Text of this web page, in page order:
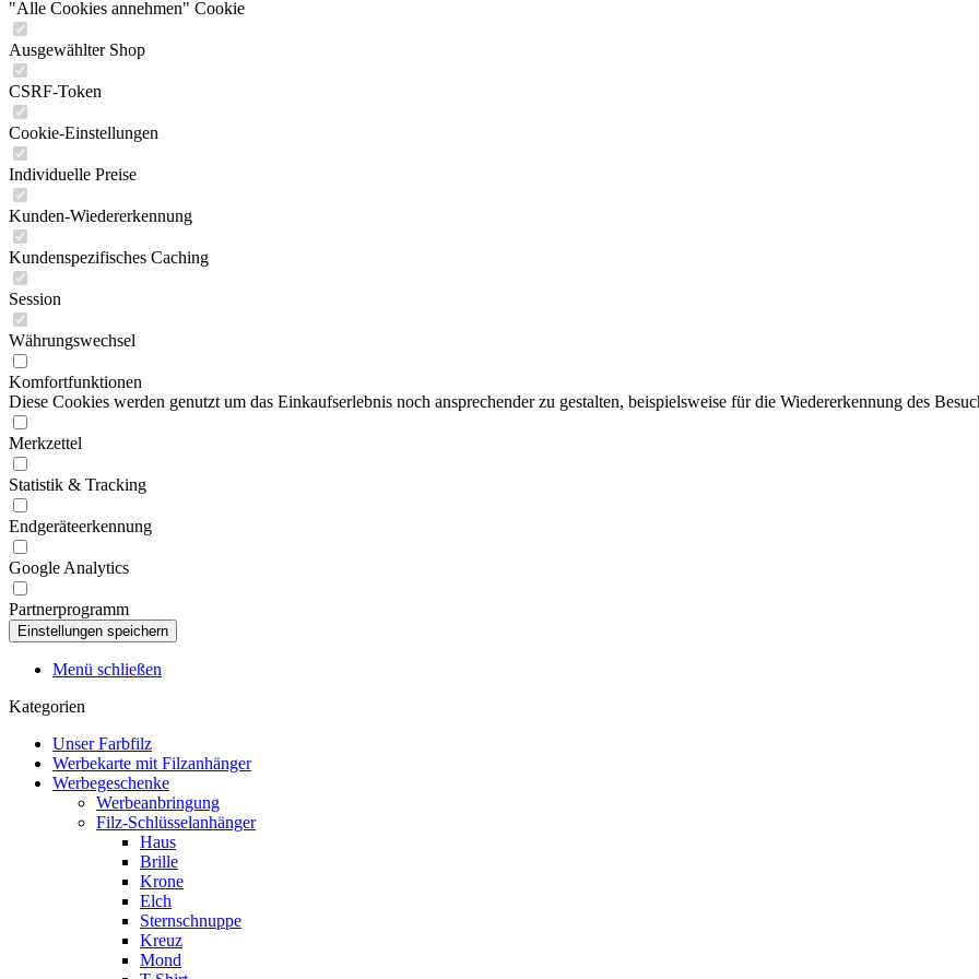
"Alle Cookies annehmen" Cookie
Ausgewählter Shop
CSRF-Token
Cookie-Einstellungen
Individuelle Preise
Kunden-Wiedererkennung
Kundenspezifisches Caching
Session
Währungswechsel
Komfortfunktionen
Diese Cookies werden genutzt um das Einkaufserlebnis noch ansprechender zu gestalten, beispielsweise für die Wiedererkennung des
Merkzettel
Statistik & Tracking
Endgeräteerkennung
Google Analytics
Partnerprogramm
Menü schließen
Kategorien
Unser Farbfilz
Werbekarte mit Filzanhänger
Werbegeschenke
Werbeanbringung
Filz-Schlüsselanhänger
Haus
Brille
Krone
Elch
Sternschnuppe
Kreuz
Mond